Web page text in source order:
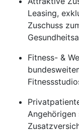
Leasing,
Zuschuss
Fitness- &